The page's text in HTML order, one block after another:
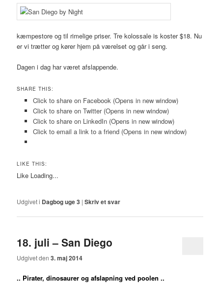
kæmpestore og til rimelige priser. Tre kolossale is koster $18. Nu
er vi trætter og kører hjem på værelset og går i seng.
Dagen i dag har været afslappende.
SHARE THIS:
Click to share on Facebook (Opens in new window)
Click to share on Twitter (Opens in new window)
Click to share on LinkedIn (Opens in new window)
Click to email a link to a friend (Opens in new window)
LIKE THIS:
Like Loading...
Udgivet i Dagbog uge 3 |Skriv et svar
18. juli – San Diego
Udgivet den3. maj 2014
.. Pirater, dinosaurer og afslapning ved poolen ..